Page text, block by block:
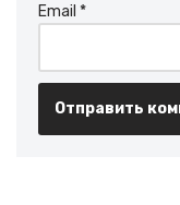
Email *